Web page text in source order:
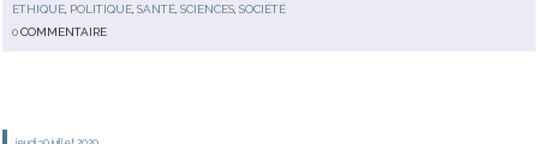
ETHIQUE POLITIQUE ,SANTÉ ,SCIENCES ,SOCIÉTÉ
0COMMENTAIRE